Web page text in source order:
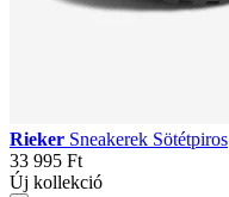
Rieker Sneakerek Sötétpiros
33 995 Ft
Új kollekció